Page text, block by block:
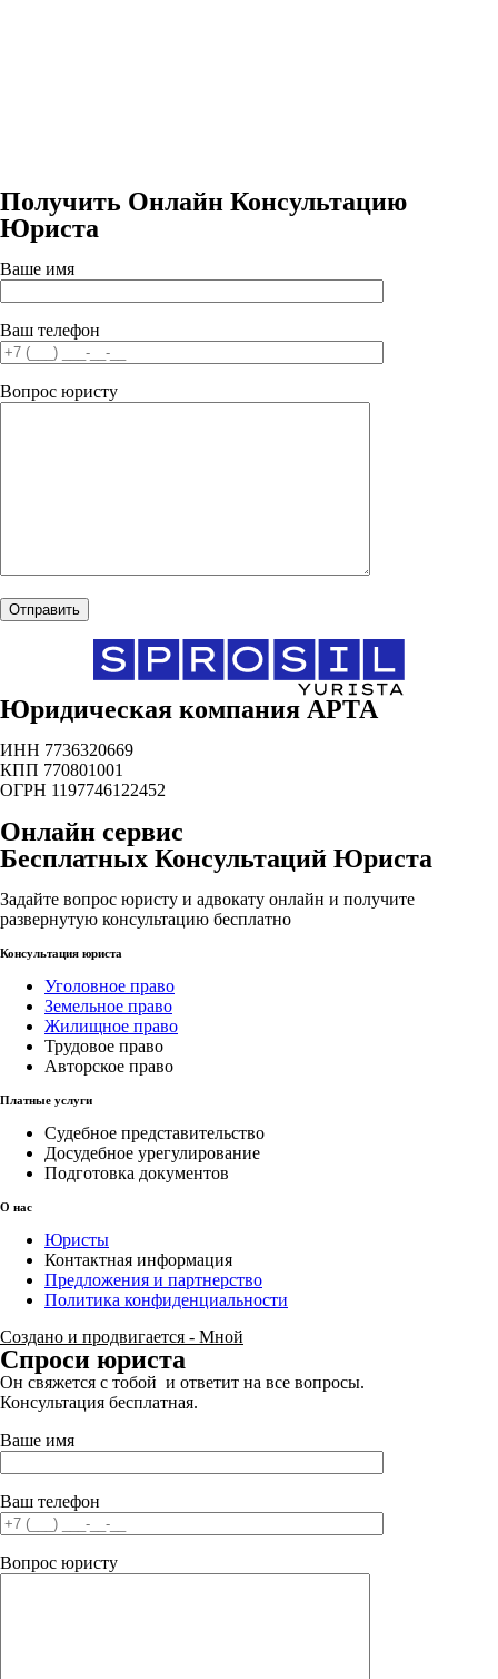
Получить Онлайн Консультацию
Юриста
Ваше имя
Ваш телефон
Вопрос юристу
Юридическая компания АРТА
ИНН 7736320669
КПП 770801001
ОГРН 1197746122452
Онлайн сервис
Бесплатных Консультаций Юриста
Задайте вопрос юристу и адвокату онлайн и получите
развернутую консультацию бесплатно
Консультация юриста
Уголовное право
Земельное право
Жилищное право
Трудовое право
Авторское право
Платные услуги
Судебное представительство
Досудебное урегулирование
Подготовка документов
О нас
Юристы
Контактная информация
Предложения и партнерство
Политика конфиденциальности
Создано и продвигается - Мной
Спроси юриста
Он свяжется с тобой и ответит на все вопросы.
Консультация бесплатная.
Ваше имя
Ваш телефон
Вопрос юристу